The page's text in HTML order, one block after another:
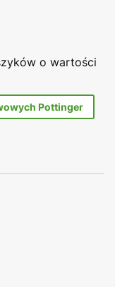
o wartości
Pottinger